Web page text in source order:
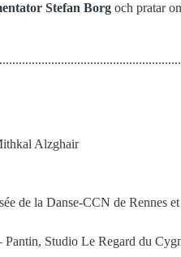
Stefan Borg och pratar
Alzghair
de la Danse-CCN de Rennes
Studio Le Regard du